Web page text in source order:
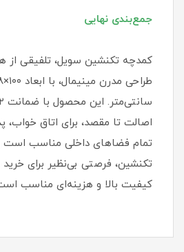
جمع‌بندی نهایی
کمدچه تکنشین سویل، تلفیقی
اصالت تا مقصد، برای اتاق خواب،
تمام فضاهای داخلی مناسب است
تکنشین، فرصتی بی‌نظیر برای
کیفیت بالا و هزینه‌ای مناسب